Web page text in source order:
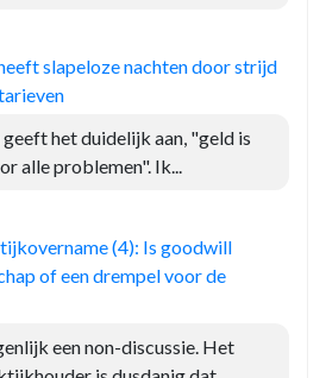
slapeloze nachten door strijd
het duidelijk aan, "geld is
alle problemen". Ik...
(4): Is goodwill
of een drempel voor de
een non-discussie. Het